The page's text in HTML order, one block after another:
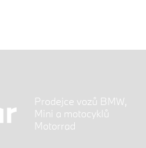
Prodejce vozů BMW,
Mini a motocyklů
Motorrad